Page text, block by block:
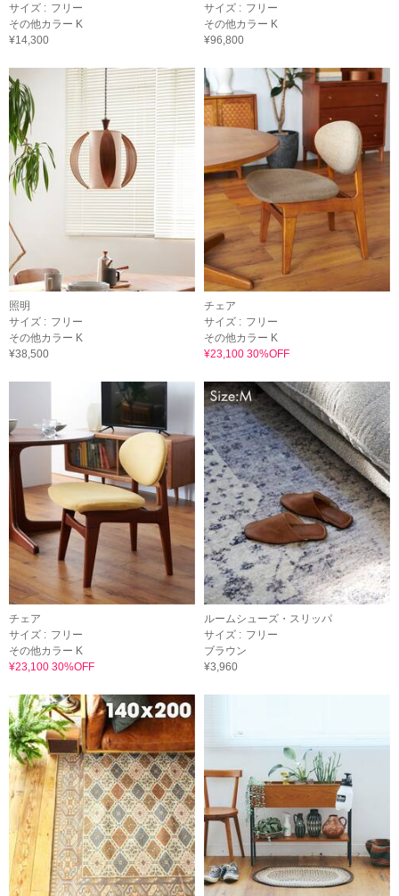
サイズ : フリー
その他カラー K
¥14,300
サイズ : フリー
その他カラー K
¥96,800
照明
サイズ : フリー
その他カラー K
¥38,500
チェア
サイズ : フリー
その他カラー K
¥23,100 30%OFF
チェア
サイズ : フリー
その他カラー K
¥23,100 30%OFF
ルームシューズ・スリッパ
サイズ : フリー
ブラウン
¥3,960